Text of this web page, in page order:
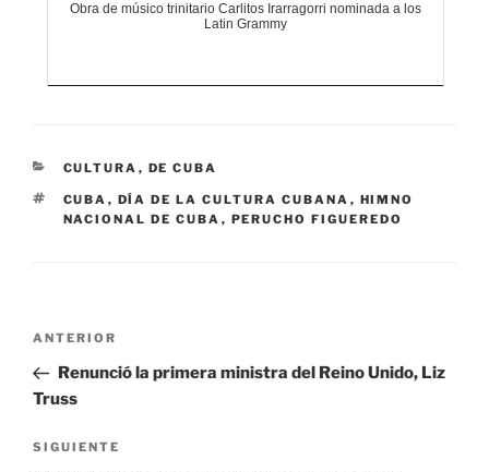
Obra de músico trinitario Carlitos Irarragorri nominada a los
Latin Grammy
CATEGORÍAS
CULTURA , DE CUBA
ETIQUETAS
CUBA , DÍA DE LA CULTURA CUBANA , HIMNO
NACIONAL DE CUBA , PERUCHO FIGUEREDO
Navegación
entradas
Entrada
anterior:
ANTERIOR
Renunció la primera ministra del Reino Unido, Liz
Truss
Siguiente
SIGUIENTE